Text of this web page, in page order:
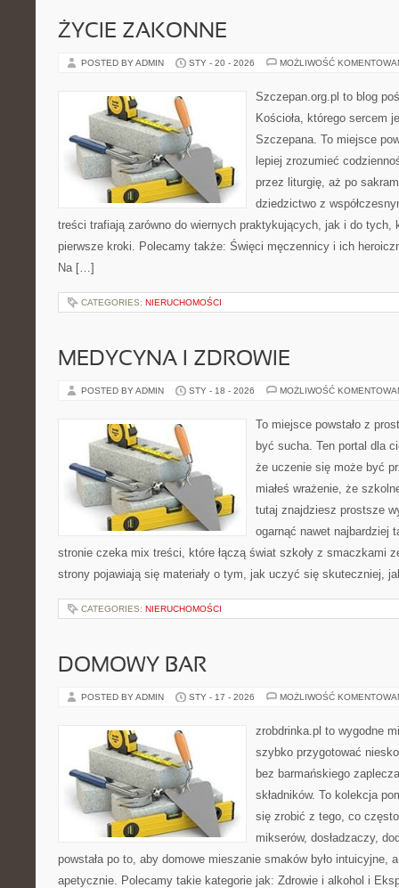
ŻYCIE ZAKONNE
POSTED BY ADMIN STY - 20 - 2026 MOŻLIWOŚĆ
Szczepan.org.pl to blog
Kościoła, którego sercem
Szczepana. To miejsce
lepiej zrozumieć
przez liturgię, aż po
dziedzictwo z
treści trafiają zarówno do wiernych praktykujących, jak i do tych,
pierwsze kroki. Polecamy także: Święci męczennicy i ich
Na […]
CATEGORIES: NIERUCHOMOŚCI
MEDYCYNA I ZDROWIE
POSTED BY ADMIN STY - 18 - 2026 MOŻLIWOŚĆ
To miejsce powstało z
być sucha. Ten portal dla
że uczenie się może być
miałeś wrażenie, że
tutaj znajdziesz prostsze
ogarnąć nawet najbardziej
stronie czeka mix treści, które łączą świat szkoły z smaczkami
strony pojawiają się materiały o tym, jak uczyć się skuteczniej,
CATEGORIES: NIERUCHOMOŚCI
DOMOWY BAR
POSTED BY ADMIN STY - 17 - 2026 MOŻLIWOŚĆ
zrobdrinka.pl to wygodne
szybko przygotować
bez barmańskiego
składników. To kolekcja
się zrobić z tego, co
mikserów, dosładzaczy,
powstała po to, aby domowe mieszanie smaków było intuicyjne,
apetycznie. Polecamy takie kategorie jak: Zdrowie i alkohol i